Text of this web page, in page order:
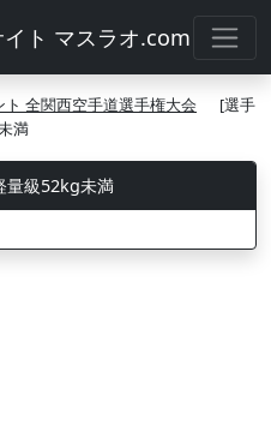
全関西空手道選手権大会
[選手
満
量級52kg未満